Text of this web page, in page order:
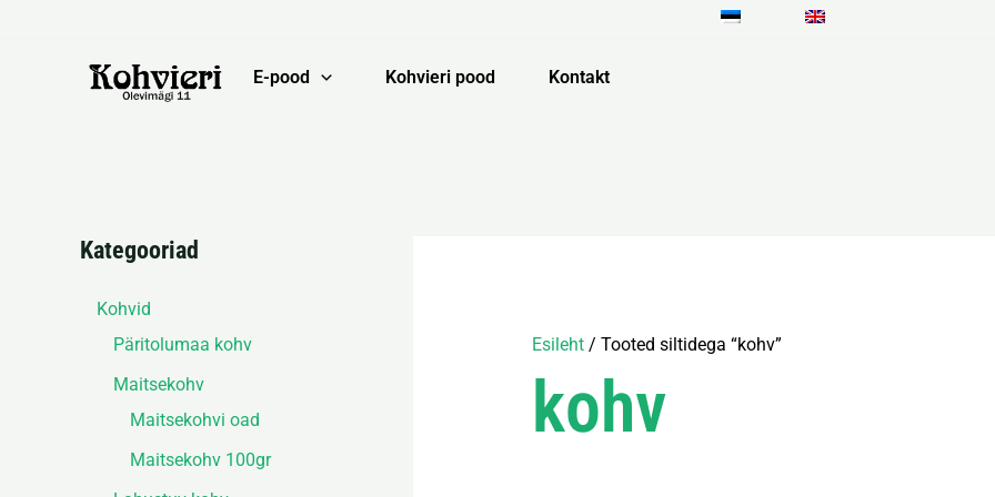
E-pood Kohvieri pood Kontakt
Kategooriad
Kohvid
Päritolumaa kohv
Maitsekohv
Maitsekohvi oad
Maitsekohv 100gr
Esileht/ Tooted siltidega “kohv”
kohv